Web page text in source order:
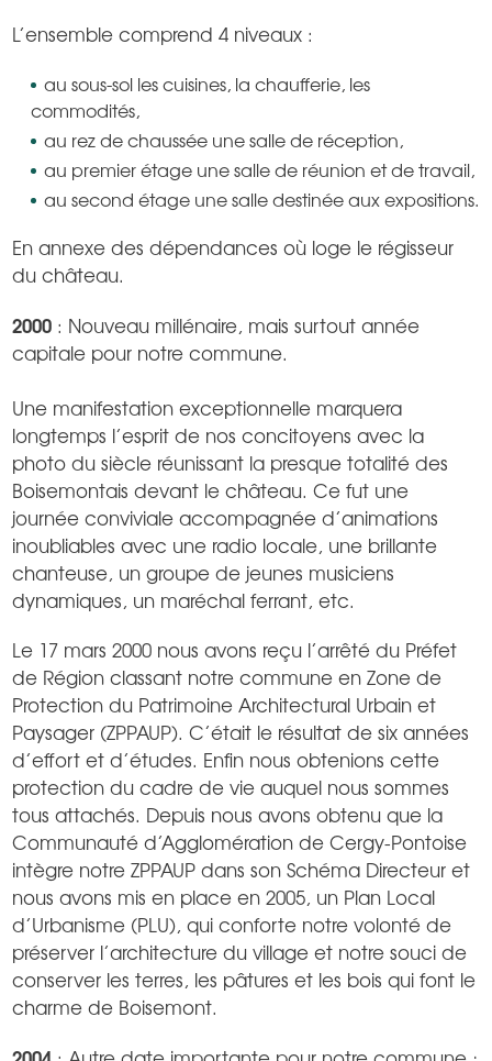
L’ensemble comprend 4 niveaux :
au sous-sol les cuisines, la chaufferie, les
commodités,
au rez de chaussée une salle de réception,
au premier étage une salle de réunion et de travail,
au second étage une salle destinée aux expositions.
En annexe des dépendances où loge le régisseur
du château.
2000 : Nouveau millénaire, mais surtout année
capitale pour notre commune.
Une manifestation exceptionnelle marquera
longtemps l’esprit de nos concitoyens avec la
photo du siècle réunissant la presque totalité des
Boisemontais devant le château. Ce fut une
journée conviviale accompagnée d’animations
inoubliables avec une radio locale, une brillante
chanteuse, un groupe de jeunes musiciens
dynamiques, un maréchal ferrant, etc.
Le 17 mars 2000 nous avons reçu l’arrêté du Préfet
de Région classant notre commune en Zone de
Protection du Patrimoine Architectural Urbain et
Paysager (ZPPAUP). C’était le résultat de six années
d’effort et d’études. Enfin nous obtenions cette
protection du cadre de vie auquel nous sommes
tous attachés. Depuis nous avons obtenu que la
Communauté d’Agglomération de Cergy-Pontoise
intègre notre ZPPAUP dans son Schéma Directeur et
nous avons mis en place en 2005, un Plan Local
d’Urbanisme (PLU), qui conforte notre volonté de
préserver l’architecture du village et notre souci de
conserver les terres, les pâtures et les bois qui font le
charme de Boisemont.